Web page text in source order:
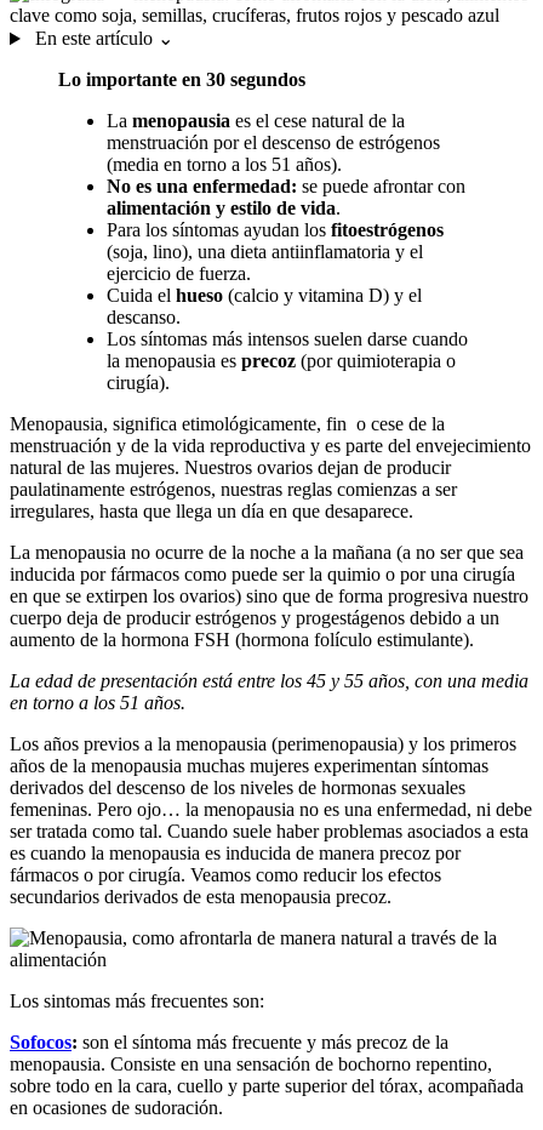
En este artículo ⌄
Lo importante en 30 segundos
La menopausia es el cese natural de la
menstruación por el descenso de estrógenos
(media en torno a los 51 años).
No es una enfermedad: se puede afrontar con
alimentación y estilo de vida.
Para los síntomas ayudan los fitoestrógenos
(soja, lino), una dieta antiinflamatoria y el
ejercicio de fuerza.
Cuida el hueso (calcio y vitamina D) y el
descanso.
Los síntomas más intensos suelen darse cuando
la menopausia es precoz (por quimioterapia o
cirugía).
Menopausia, significa etimológicamente, fin o cese de la
menstruación y de la vida reproductiva y es parte del envejecimiento
natural de las mujeres. Nuestros ovarios dejan de producir
paulatinamente estrógenos, nuestras reglas comienzas a ser
irregulares, hasta que llega un día en que desaparece.
La menopausia no ocurre de la noche a la mañana (a no ser que sea
inducida por fármacos como puede ser la quimio o por una cirugía
en que se extirpen los ovarios) sino que de forma progresiva nuestro
cuerpo deja de producir estrógenos y progestágenos debido a un
aumento de la hormona FSH (hormona folículo estimulante).
La edad de presentación está entre los 45 y 55 años, con una media
en torno a los 51 años.
Los años previos a la menopausia (perimenopausia) y los primeros
años de la menopausia muchas mujeres experimentan síntomas
derivados del descenso de los niveles de hormonas sexuales
femeninas. Pero ojo… la menopausia no es una enfermedad, ni debe
ser tratada como tal. Cuando suele haber problemas asociados a esta
es cuando la menopausia es inducida de manera precoz por
fármacos o por cirugía. Veamos como reducir los efectos
secundarios derivados de esta menopausia precoz.
Los sintomas más frecuentes son:
Sofocos: son el síntoma más frecuente y más precoz de la
menopausia. Consiste en una sensación de bochorno repentino,
sobre todo en la cara, cuello y parte superior del tórax, acompañada
en ocasiones de sudoración.